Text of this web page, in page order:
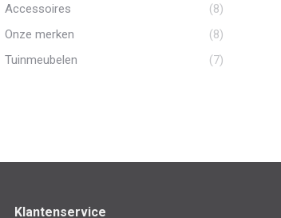
Accessoires
(8)
Onze merken
(8)
Tuinmeubelen
(7)
Klantenservice